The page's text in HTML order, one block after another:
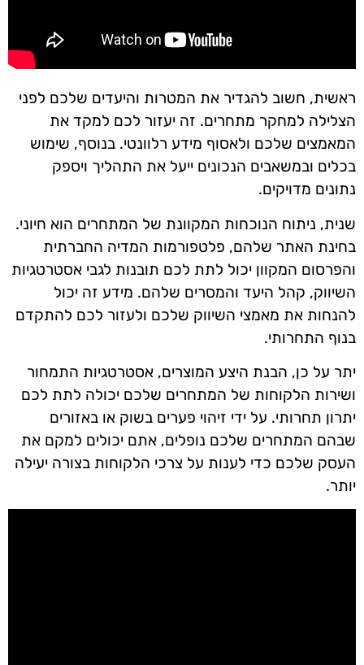
ראשית, חשוב להגדיר את המטרות והיעדים שלכם לפני
הצלילה למחקר מתחרים. זה יעזור לכם למקד את
המאמצים שלכם ולאסוף מידע רלוונטי. בנוסף, שימוש
בכלים ובמשאבים הנכונים ייעל את התהליך ויספק
נתונים מדויקים.
שנית, ניתוח הנוכחות המקוונת של המתחרים הוא חיוני.
בחינת האתר שלהם, פלטפורמות המדיה החברתית
והפרסום המקוון יכול לתת לכם תובנות לגבי אסטרטגיות
השיווק, קהל היעד והמסרים שלהם. מידע זה יכול
להנחות את מאמצי השיווק שלכם ולעזור לכם להתקדם
בנוף התחרותי.
יתר על כן, הבנת היצע המוצרים, אסטרטגיות התמחור
ושירות הלקוחות של המתחרים שלכם יכולה לתת לכם
יתרון תחרותי. על ידי זיהוי פערים בשוק או באזורים
שבהם המתחרים שלכם נופלים, אתם יכולים למקם את
העסק שלכם כדי לענות על צרכי הלקוחות בצורה יעילה
יותר.